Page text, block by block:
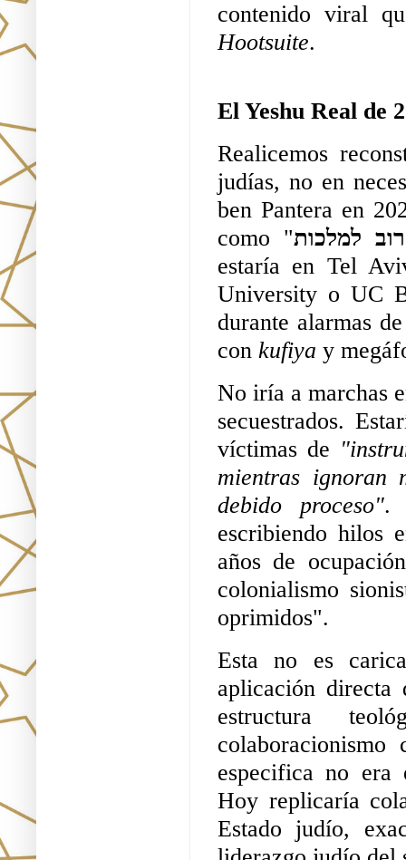
Hootsuite.
El Yeshu Real de
Realicemos
judías, no en
ben Pantera en
como "למלכות
estaría en Tel
University o UC
durante alarmas
con kufiya y
No iría a marchas
secuestrados.
víctimas de
mientras ignoran
debido proceso".
escribiendo hilos
años de
colonialismo
oprimidos".
Esta no es
aplicación directa
estructura
colaboracionismo
especifica no era
Hoy replicaría
Estado judío,